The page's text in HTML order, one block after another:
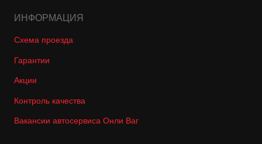
ИНФОРМАЦИЯ
Схема проезда
Гарантии
Акции
Контроль качества
Вакансии автосервиса Онли Ваг